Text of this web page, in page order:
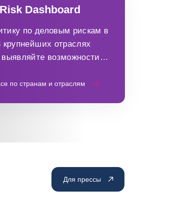
Dashboard
по деловым рискам в
крупнейших отраслях
возможности и
по странам и отраслям
Для прессы